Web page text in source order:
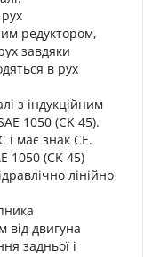
редуктором,
завдяки
в рух
з індукційним
1050 (CK 45).
і має знак CE.
1050 (CK 45)
лінійно
від двигуна
задньої і